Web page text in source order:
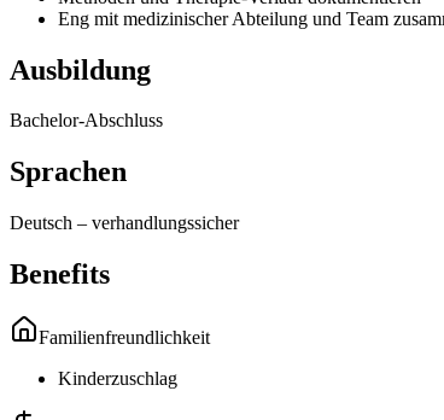
Eng mit medizinischer Abteilung und Team
Ausbildung
Bachelor-Abschluss
Sprachen
Deutsch – verhandlungssicher
Benefits
Familienfreundlichkeit
Kinderzuschlag